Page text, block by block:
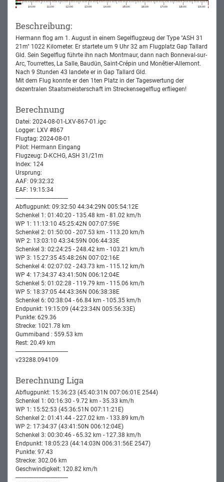
Beschreibung:
Hermann flog am 1. August in einem Segelflugzeug der Type "ASH 31
21m" 1022 Kilometer. Er startete um 9 Uhr 32 am Flugplatz Gap Tallard
Gld. Sein Segelflug führte ihn nach Montmaur, dann nach Bonneval-sur-
Arc, Tourrettes, La Salle, Baudün, Saint-Crépin und Monêtier-Allemont.
Nach 9 Stunden 43 landete er in Gap Tallard Gld.
Mit dem Flug konnte er den 1ten Platz in der Tageswertung der
dezentralen Staatsmeisterschaft im Streckensegelflug erfliegen!
Berechnung
Datei: 2024-08-01-LXV-867-01.igc
Logger: LXV #867
Flugtag: 2024-08-01
Pilot: Hermann Eingang
Flugzeug: D-KCHG, ASH 31/21m
Index: 124
Ursprung:
AAF: 09:32:32
EAF: 19:15:34
-----------------------------------
Abflugpunkt: 09:32:50 44:34:29N 005:54:12E
Schenkel 1: 01:40:20 - 135.48 km - 81.02 km/h
WP 1: 11:13:10 45:25:42N 007:07:59E
Schenkel 2: 01:50:00 - 207.53 km - 113.20 km/h
WP 2: 13:03:10 43:34:59N 006:44:33E
Schenkel 3: 02:24:25 - 248.42 km - 103.21 km/h
WP 3: 15:27:35 45:48:26N 007:02:16E
Schenkel 4: 02:07:02 - 243.73 km - 115.12 km/h
WP 4: 17:34:37 43:41:50N 006:12:04E
Schenkel 5: 01:02:28 - 119.79 km - 115.06 km/h
WP 5: 18:37:05 44:43:36N 006:38:38E
Schenkel 6: 00:38:04 - 66.84 km - 105.35 km/h
Endpunkt: 19:15:09 (44:23:34N 005:56:33E)
Punkte: 629.36
Strecke: 1021.78 km
Gummiband : 559.53 km
Rest: 20.49 km
-----------------------------------
v23288.094109
Berechnung Liga
Abflugpunkt: 15:36:23 (45:40:31N 007:06:01E 2544)
Schenkel 1: 00:16:30 - 9.72 km - 35.33 km/h
WP 1: 15:52:53 (45:36:51N 007:11:21E)
Schenkel 2: 01:41:44 - 227.02 km - 133.89 km/h
WP 2: 17:34:37 (43:41:50N 006:12:04E)
Schenkel 3: 00:30:46 - 65.32 km - 127.38 km/h
Endpunkt: 18:05:23 (44:14:03N 006:31:56E 2547)
Punkte: 97.43
Strecke: 302.06 km
Geschwindigkeit: 120.82 km/h
-----------------------------------